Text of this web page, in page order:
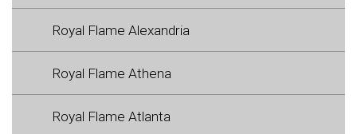
Royal Flame Alexandria
Royal Flame Athena
Royal Flame Atlanta